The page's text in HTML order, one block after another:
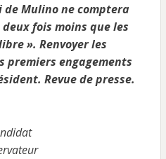
Mulino ne comptera
fois moins que les
». Renvoyer les
premiers engagements
Revue de presse.